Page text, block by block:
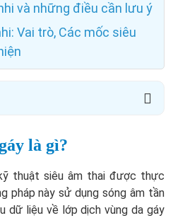
và những điều cần lưu ý
Vai trò, Các mốc siêu
là gì?
thuật siêu âm thai được thực
pháp này sử dụng sóng âm tần
dữ liệu về lớp dịch vùng da gáy